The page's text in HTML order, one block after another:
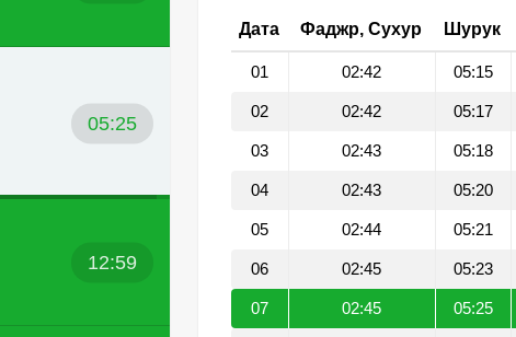
05:25
12:59
Дата Фаджр, Сухур Шурук
01 02:42 05:15
02 02:42 05:17
03 02:43 05:18
04 02:43 05:20
05 02:44 05:21
06 02:45 05:23
07 02:45 05:25